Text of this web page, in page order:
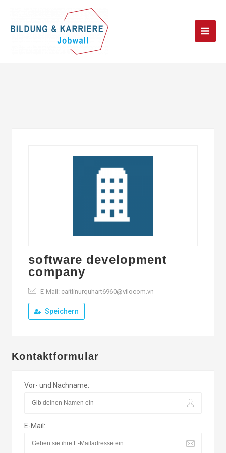
Main
software development
company
E-Mail: caitlinurquhart6960@vilocom.vn
Speichern
Kontaktformular
Vor- und Nachname:
E-Mail: